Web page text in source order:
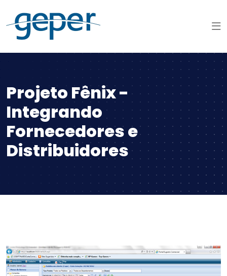
Projeto Fênix -
Integrando
Fornecedores e
Distribuidores